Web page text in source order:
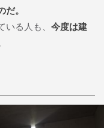
。
る人も、 今度は建